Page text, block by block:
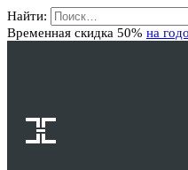
Найти:
Временная скидка 50% на